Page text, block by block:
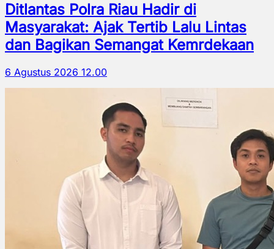
Ditlantas Polra Riau Hadir di
Masyarakat: Ajak Tertib Lalu Lintas
dan Bagikan Semangat Kemrdekaan
6 Agustus 2026 12.00